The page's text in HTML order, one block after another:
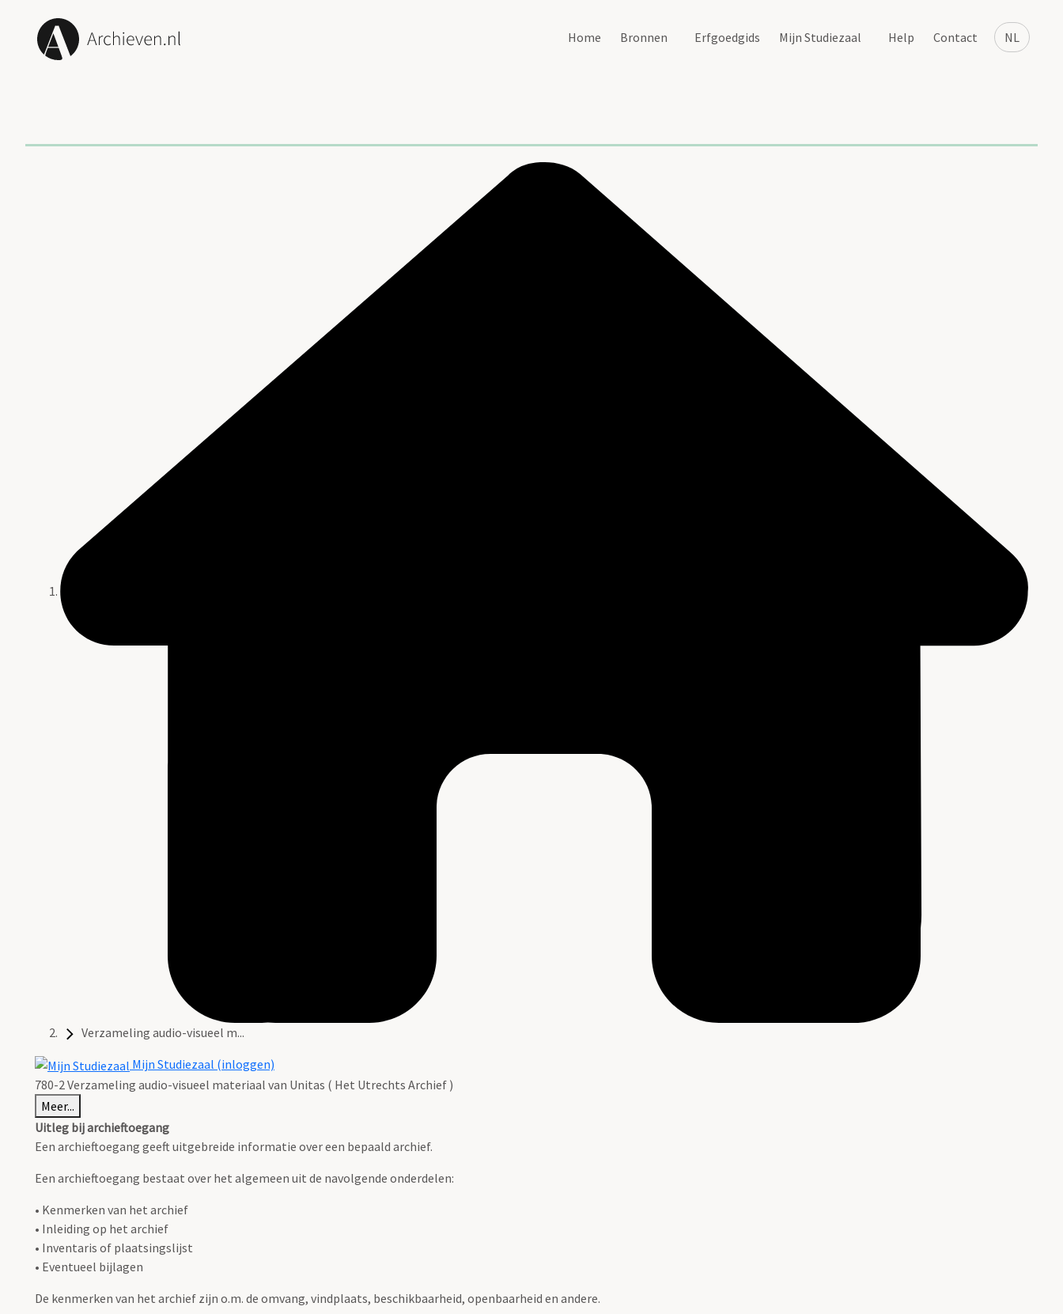
NL
Home Bronnen Erfgoedgids Mijn Studiezaal Help Contact
Verzameling audio-visueel m...
Mijn Studiezaal (inloggen)
780-2 Verzameling audio-visueel materiaal van Unitas ( Het Utrechts Archief )
Meer...
Uitleg bij archieftoegang
Een archieftoegang geeft uitgebreide informatie over een bepaald archief.
Een archieftoegang bestaat over het algemeen uit de navolgende onderdelen:
• Kenmerken van het archief
• Inleiding op het archief
• Inventaris of plaatsingslijst
• Eventueel bijlagen
De kenmerken van het archief zijn o.m. de omvang, vindplaats, beschikbaarheid, openbaarheid en andere.